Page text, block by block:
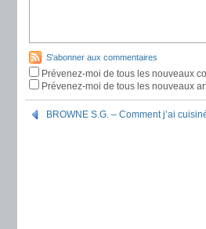
S'abonner aux commentaires
Prévenez-moi de tous les nouveaux
Prévenez-moi de tous les nouveaux
BROWNE S.G. – Comment j’ai